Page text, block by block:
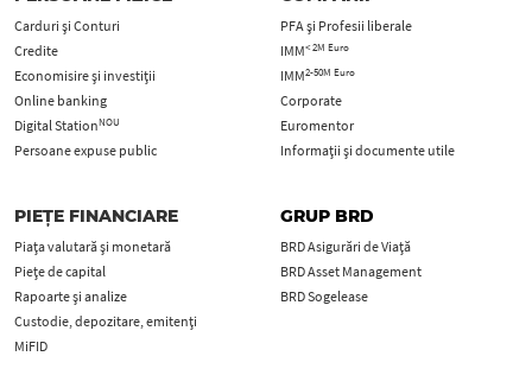
Carduri şi Conturi
Credite
Economisire și investiții
Online banking
Digital StationNOU
Persoane expuse public
PFA şi Profesii liberale
IMM< 2M Euro
IMM2-50M Euro
Corporate
Euromentor
Informații și documente utile
PIEȚE FINANCIARE
Piața valutară și monetară
Piețe de capital
Rapoarte și analize
Custodie, depozitare, emitenți
MiFID
GRUP BRD
BRD Asigurări de Viață
BRD Asset Management
BRD Sogelease